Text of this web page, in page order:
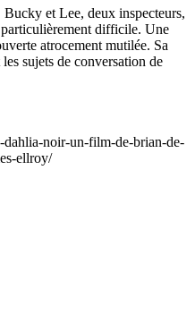
et Lee, deux inspecteurs,
difficile. Une
atrocement mutilée. Sa
sujets de conversation de
noir-un-film-de-brian-de-
ellroy/